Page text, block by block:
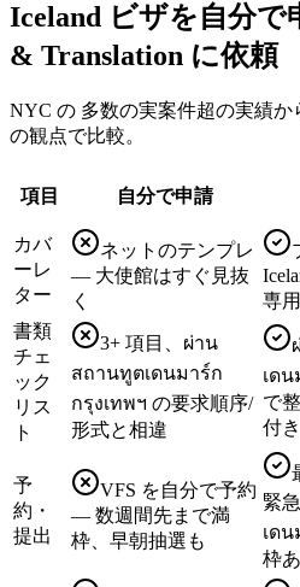
Iceland ビザを自分で
& Translation に依頼
NYC の 多数の実案件超の実績か
の観点で比較。
項目 自分で申請
カバ
ーレ
ター
ネットのテンプレ
— 大使館はすぐ見抜
く
専
書類
チェ
ック
リス
ト
3+ 項目、ผ่าน
สถานทูตเดนมาร์ก
กรุงเทพฯ の要求順序/
形式と相違
เด
で
付き
予
約・
提出
VFS を自分で予約
— 数週間先まで満
枠、早朝抽選も
緊
เด
枠